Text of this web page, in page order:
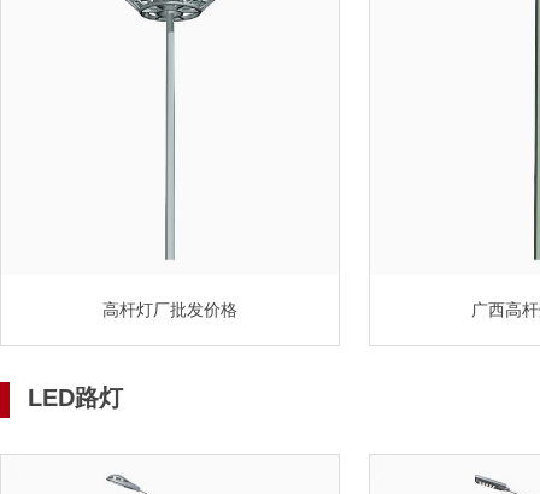
高杆灯厂批发价格 广西高
LED路灯